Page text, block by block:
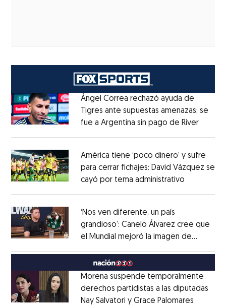
Ángel Correa rechazó ayuda de
Tigres ante supuestas amenazas; se
fue a Argentina sin pago de RiverOpens
América tiene ‘poco dinero’ y sufre
para cerrar fichajes: David Vázquez se
cayó por tema administrativo
‘Nos ven diferente, un país
grandioso’: Canelo Álvarez cree que
el Mundial mejoró la imagen de
Morena suspende temporalmente
derechos partidistas a las diputadas
Nay Salvatori y Grace Palomares